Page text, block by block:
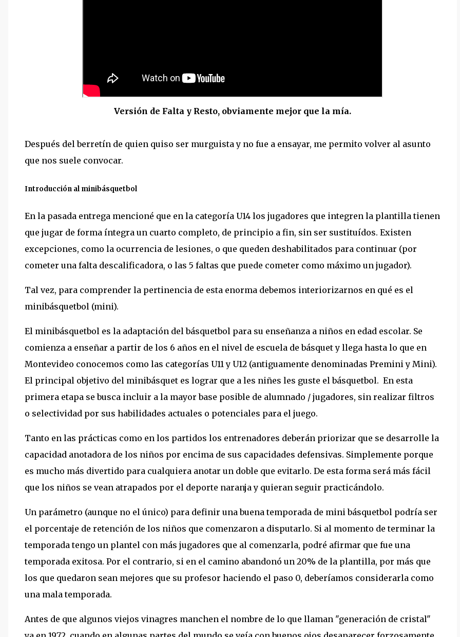
Versión de Falta y Resto, obviamente mejor que la mía.
Después del berretín de quien quiso ser murguista y no fue a ensayar, me permito volver al asunto
que nos suele convocar.
Introducción al minibásquetbol
En la pasada entrega mencioné que en la categoría U14 los jugadores que integren la plantilla tienen
que jugar de forma íntegra un cuarto completo, de principio a fin, sin ser sustituídos. Existen
excepciones, como la ocurrencia de lesiones, o que queden deshabilitados para continuar (por
cometer una falta descalificadora, o las 5 faltas que puede cometer como máximo un jugador).
Tal vez, para comprender la pertinencia de esta enorma debemos interiorizarnos en qué es el
minibásquetbol (mini).
El minibásquetbol es la adaptación del básquetbol para su enseñanza a niños en edad escolar. Se
comienza a enseñar a partir de los 6 años en el nivel de escuela de básquet y llega hasta lo que en
Montevideo conocemos como las categorías U11 y U12 (antiguamente denominadas Premini y Mini).
El principal objetivo del minibásquet es lograr que a les niñes les guste el básquetbol. En esta
primera etapa se busca incluir a la mayor base posible de alumnado / jugadores, sin realizar filtros
o selectividad por sus habilidades actuales o potenciales para el juego.
Tanto en las prácticas como en los partidos los entrenadores deberán priorizar que se desarrolle la
capacidad anotadora de los niños por encima de sus capacidades defensivas. Simplemente porque
es mucho más divertido para cualquiera anotar un doble que evitarlo. De esta forma será más fácil
que los niños se vean atrapados por el deporte naranja y quieran seguir practicándolo.
Un parámetro (aunque no el único) para definir una buena temporada de mini básquetbol podría ser
el porcentaje de retención de los niños que comenzaron a disputarlo. Si al momento de terminar la
temporada tengo un plantel con más jugadores que al comenzarla, podré afirmar que fue una
temporada exitosa. Por el contrario, si en el camino abandonó un 20% de la plantilla, por más que
los que quedaron sean mejores que su profesor haciendo el paso 0, deberíamos considerarla como
una mala temporada.
Antes de que algunos viejos vinagres manchen el nombre de lo que llaman "generación de cristal"